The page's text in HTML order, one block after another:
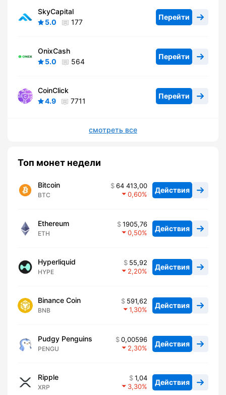
SkyCapital
5.0
177
Перейти
OnixCash
5.0
564
Перейти
CoinClick
4.9
7711
Перейти
смотреть все
Топ монет недели
Bitcoin
BTC
64 413,00
0,60
Действия
Ethereum
ETH
1905,76
0,50
Действия
Hyperliquid
HYPE
55,92
2,20
Действия
Binance Coin
BNB
591,62
1,30
Действия
Pudgy Penguins
PENGU
0,00596
2,30
Действия
Ripple
XRP
1,04
3,30
Действия